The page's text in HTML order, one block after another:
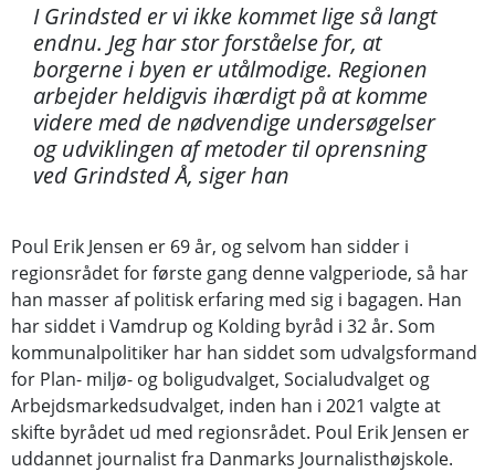
I Grindsted er vi ikke kommet lige så langt
endnu. Jeg har stor forståelse for, at
borgerne i byen er utålmodige. Regionen
arbejder heldigvis ihærdigt på at komme
videre med de nødvendige undersøgelser
og udviklingen af metoder til oprensning
ved Grindsted Å, siger han
Poul Erik Jensen er 69 år, og selvom han sidder i
regionsrådet for første gang denne valgperiode, så har
han masser af politisk erfaring med sig i bagagen. Han
har siddet i Vamdrup og Kolding byråd i 32 år. Som
kommunalpolitiker har han siddet som udvalgsformand
for Plan- miljø- og boligudvalget, Socialudvalget og
Arbejdsmarkedsudvalget, inden han i 2021 valgte at
skifte byrådet ud med regionsrådet. Poul Erik Jensen er
uddannet journalist fra Danmarks Journalisthøjskole.